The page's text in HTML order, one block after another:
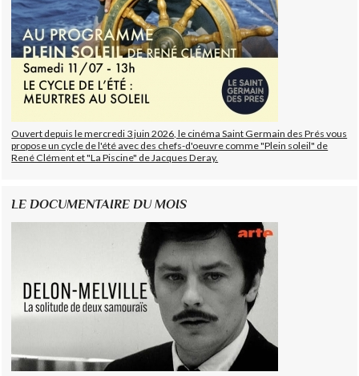
Ouvert depuis le mercredi 3 juin 2026, le cinéma Saint Germain des Prés vous
propose un cycle de l'été avec des chefs-d'oeuvre comme "Plein soleil" de
René Clément et "La Piscine" de Jacques Deray.
LE DOCUMENTAIRE DU MOIS